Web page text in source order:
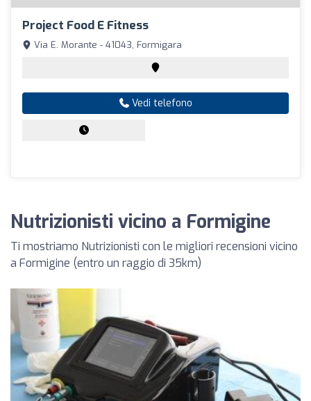
Project Food E Fitness
Via E. Morante - 41043, Formigara
Vedi telefono
Nutrizionisti vicino a Formigine
Ti mostriamo Nutrizionisti con le migliori recensioni vicino
a Formigine (entro un raggio di 35km)